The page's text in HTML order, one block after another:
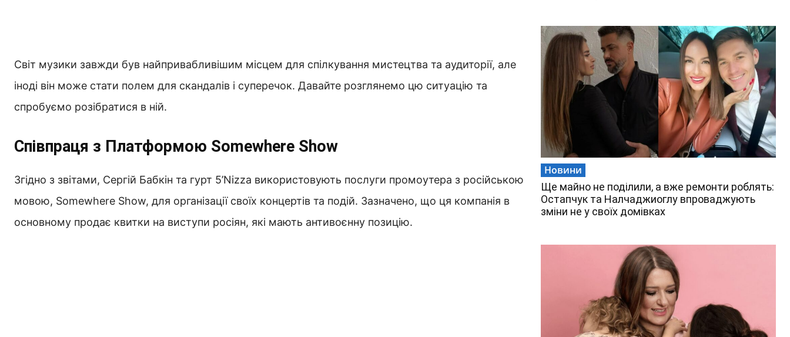
Світ музики завжди був найпривабливішим місцем для спілкування мистецтва та аудиторії, але
іноді він може стати полем для скандалів і суперечок. Давайте розглянемо цю ситуацію та
спробуємо розібратися в ній.
Співпраця з Платформою Somewhere Show
Згідно з звітами, Сергій Бабкін та гурт 5’Nizza використовують послуги промоутера з російською
мовою, Somewhere Show, для організації своїх концертів та подій. Зазначено, що ця компанія в
основному продає квитки на виступи росіян, які мають антивоєнну позицію.
Новини
Ще майно не поділили, а вже ремонти роблять:
Остапчук та Налчаджиоглу впроваджують
зміни не у своїх домівках